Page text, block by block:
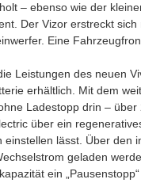
– ebenso wie der
Der Vizor erstreckt
Eine
Leistungen des neuen
erhältlich. Mit dem
Ladestopp drin –
über ein
einstellen lässt. Über den
geladen
ein